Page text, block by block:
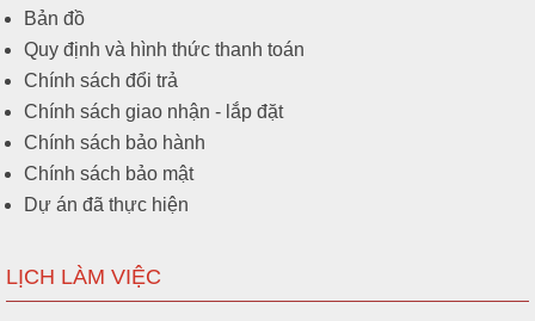
Bản đồ
Quy định và hình thức thanh toán
Chính sách đổi trả
Chính sách giao nhận - lắp đặt
Chính sách bảo hành
Chính sách bảo mật
Dự án đã thực hiện
LỊCH LÀM VIỆC